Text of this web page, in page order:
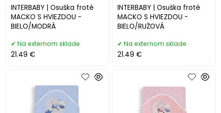
INTERBABY | Osuška froté
MACKO S HVIEZDOU -
BIELO/MODRÁ
Na externom sklade
21.49 €
INTERBABY | Osuška froté
MACKO S HVIEZDOU -
BIELO/RUŽOVÁ
Na externom sklade
21.49 €